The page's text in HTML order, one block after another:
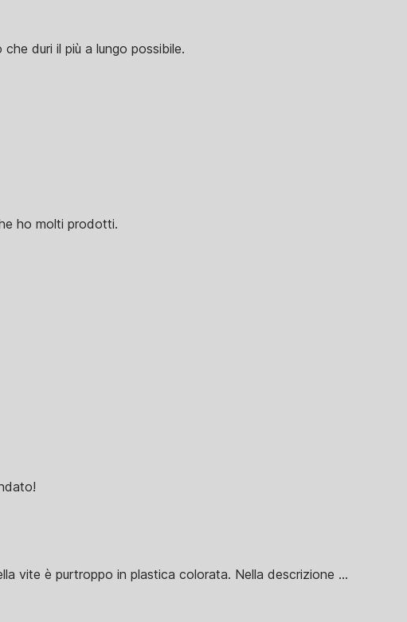
duri il più a lungo possibile.
ho molti prodotti.
vite è purtroppo in plastica colorata. Nella descrizione ...